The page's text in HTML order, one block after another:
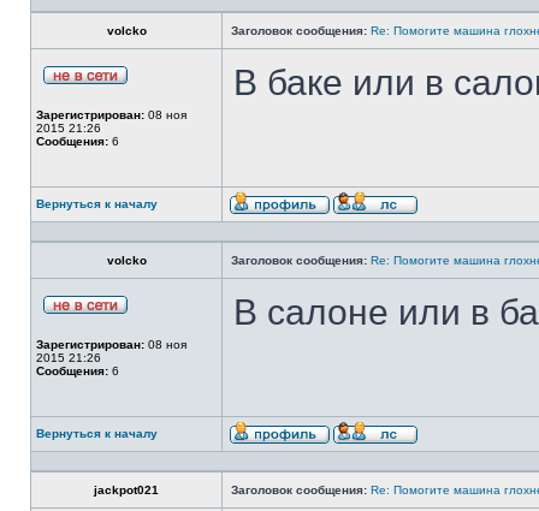
volcko Заголовок сообщения: Re: Помогите машина
Зарегистрирован: 08 ноя
2015 21:26
Сообщения: 6
В баке или в
Вернуться к началу
volcko Заголовок сообщения: Re: Помогите машина
Зарегистрирован: 08 ноя
2015 21:26
Сообщения: 6
В салоне или в
Вернуться к началу
jackpot021 Заголовок сообщения: Re: Помогите машина